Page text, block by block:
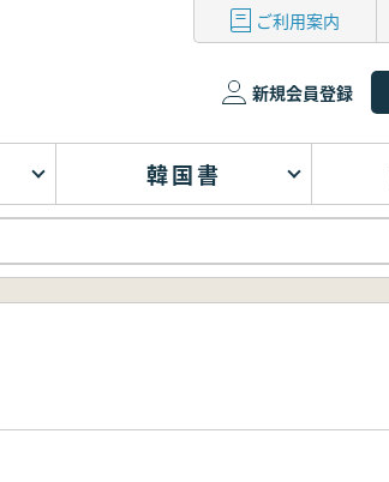
ご利用案内
新規会員登録
韓国書